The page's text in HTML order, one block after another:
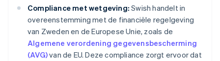
Compliance met wetgeving: Swish handelt in
overeenstemming met de financiële regelgeving
van Zweden en de Europese Unie, zoals de
Algemene verordening gegevensbescherming
(AVG)van de EU. Deze compliance zorgt ervoor dat